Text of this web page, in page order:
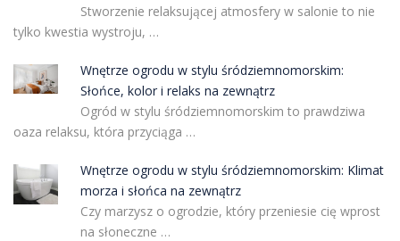
Stworzenie relaksującej atmosfery w salonie to nie
tylko kwestia wystroju, …
Wnętrze ogrodu w stylu śródziemnomorskim:
Słońce, kolor i relaks na zewnątrz
Ogród w stylu śródziemnomorskim to prawdziwa
oaza relaksu, która przyciąga …
Wnętrze ogrodu w stylu śródziemnomorskim: Klimat
morza i słońca na zewnątrz
Czy marzysz o ogrodzie, który przeniesie cię wprost
na słoneczne …